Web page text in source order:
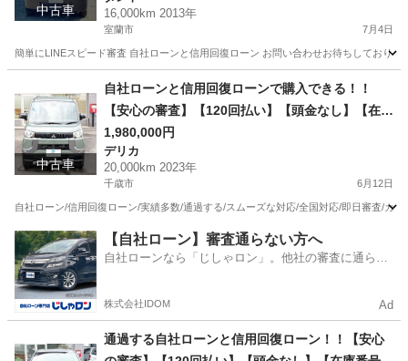
中古車
16,000km 2013年
室蘭市 7月4日
簡単にLINEスピード審査 自社ローンと信用回復ローン お問い合わせお待ちしており
タント ローン
中古車
自社ローンと信用回復ローンで購入できる！！
【安心の審査】【120回払い】【頭金なし】【在庫
番号D25】三菱 デリカミニ660 T プレミアム 4WD
/ リース/ス自社分割 /信用回復ローン/自己破産/債
務整理/他社お断りされた方/お電話での仮審査/
1,980,000円
デリカ
20,000km 2023年
千歳市 6月12日
自社ローン/信用回復ローン/実績多数/通過する/スムーズな対応/全国対応/即日審査/カ
北海道 千歳市 デリカ ローン
【自社ローン】審査通らない方へ
自社ローンなら「じしゃロン」。他社の審査に通らな
株式会社IDOM Ad
通過する自社ローンと信用回復ローン！！【安心